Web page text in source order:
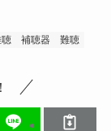
聴 補聴器 難聴